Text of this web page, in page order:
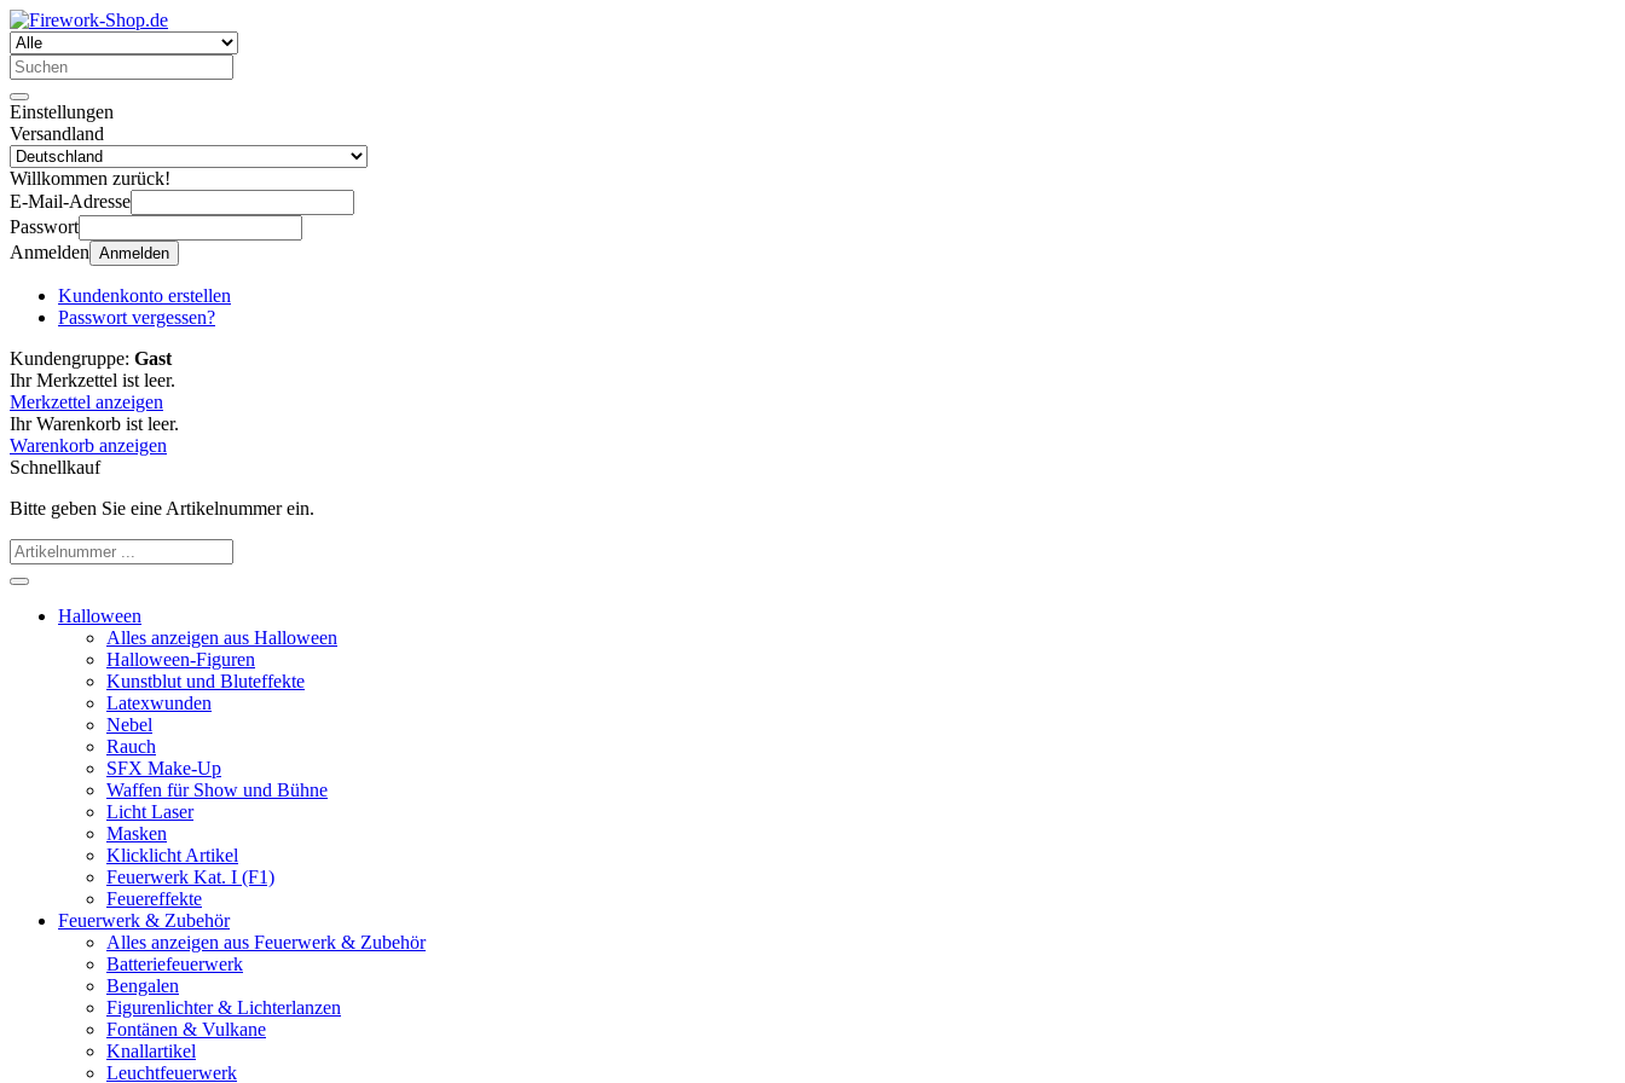
Einstellungen
Versandland
Willkommen zurück!
E-Mail-Adresse
Passwort
Anmelden Anmelden
Kundenkonto erstellen
Passwort vergessen?
Kundengruppe: Gast
Ihr Merkzettel ist leer.
Merkzettel anzeigen
Ihr Warenkorb ist leer.
Warenkorb anzeigen
Schnellkauf
Bitte geben Sie eine Artikelnummer ein.
Halloween
Alles anzeigen aus Halloween
Halloween-Figuren
Kunstblut und Bluteffekte
Latexwunden
Nebel
Rauch
SFX Make-Up
Waffen für Show und Bühne
Licht Laser
Masken
Klicklicht Artikel
Feuerwerk Kat. I (F1)
Feuereffekte
Feuerwerk & Zubehör
Alles anzeigen aus Feuerwerk & Zubehör
Batteriefeuerwerk
Bengalen
Figurenlichter & Lichterlanzen
Fontänen & Vulkane
Knallartikel
Leuchtfeuerwerk